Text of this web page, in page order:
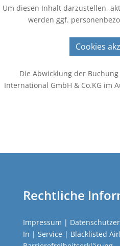
Um diesen Inhalt darzustellen,
werden ggf.
Cookies
Die Abwicklung der
International GmbH & Co.KG im
Rechtliche
Impressum |
In | Service | Blacklisted